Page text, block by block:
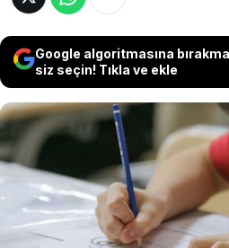
Google algoritmasına
siz seçin! Tıkla ve ekle
LGS 2026’da ilk kez
sistemiyle öğrencilere
atıştırmalıklardan
MEB’in hazırladığı
talepte bulunan